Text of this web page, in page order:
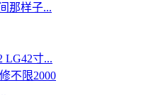
那样子...
LG42寸...